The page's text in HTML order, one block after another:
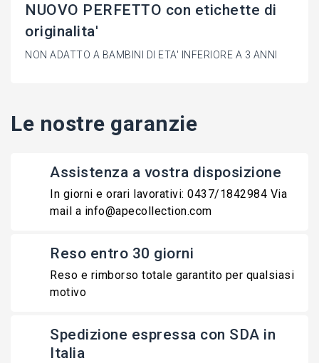
NUOVO PERFETTO con etichette di
originalita'
NON ADATTO A BAMBINI DI ETA' INFERIORE A 3 ANNI
Le nostre garanzie
Assistenza a vostra disposizione
In giorni e orari lavorativi: 0437/1842984 Via
mail a info@apecollection.com
Reso entro 30 giorni
Reso e rimborso totale garantito per qualsiasi
motivo
Spedizione espressa con SDA in
Italia